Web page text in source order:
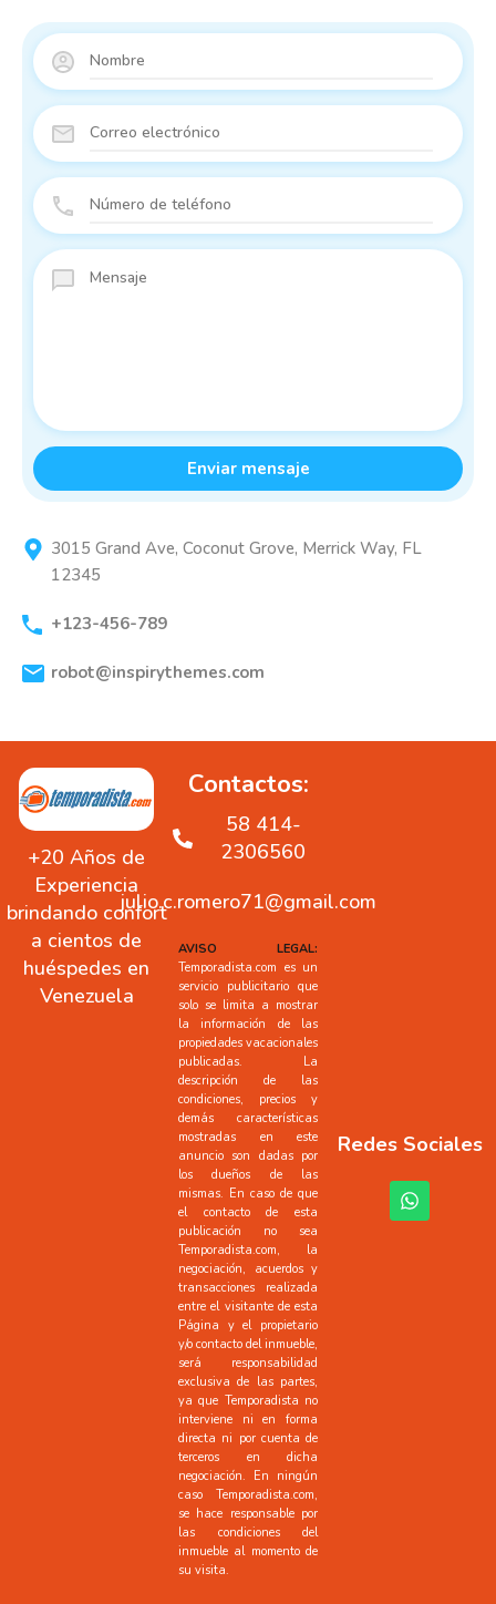
3015 Grand Ave, Coconut Grove, Merrick Way, FL
12345
+123-456-789
robot@inspirythemes.com
+20 Años de
Experiencia
brindando confort
a cientos de
huéspedes en
Venezuela
Contactos:
58 414-
2306560
julio.c.romero71@gmail.com
AVISO LEGAL:
Temporadista.com es un
servicio publicitario que
solo se limita a mostrar
la información de las
propiedades vacacionales
publicadas. La
descripción de las
condiciones, precios y
demás características
mostradas en este
anuncio son dadas por
los dueños de las
mismas. En caso de que
el contacto de esta
publicación no sea
Temporadista.com, la
negociación, acuerdos y
transacciones realizada
entre el visitante de esta
Página y el propietario
y/o contacto del inmueble,
será responsabilidad
exclusiva de las partes,
ya que Temporadista no
interviene ni en forma
directa ni por cuenta de
terceros en dicha
negociación. En ningún
caso Temporadista.com,
se hace responsable por
las condiciones del
inmueble al momento de
su visita.
Redes Sociales